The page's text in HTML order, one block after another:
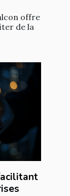
offre
de la